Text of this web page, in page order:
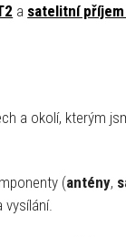
a satelitní příjem
a okolí, kterým
(antény,
vysílání.